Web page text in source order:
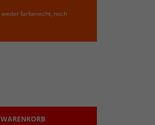
farbenecht, noch